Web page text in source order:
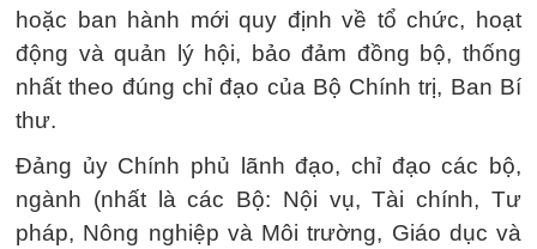
hoặc ban hành mới quy định về tổ chức, hoạt
động và quản lý hội, bảo đảm đồng bộ, thống
nhất theo đúng chỉ đạo của Bộ Chính trị, Ban Bí
thư.
Đảng ủy Chính phủ lãnh đạo, chỉ đạo các bộ,
ngành (nhất là các Bộ: Nội vụ, Tài chính, Tư
pháp, Nông nghiệp và Môi trường, Giáo dục và